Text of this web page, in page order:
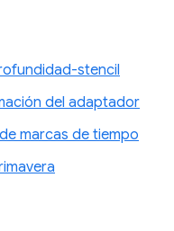
stencil
del adaptador
marcas de tiempo